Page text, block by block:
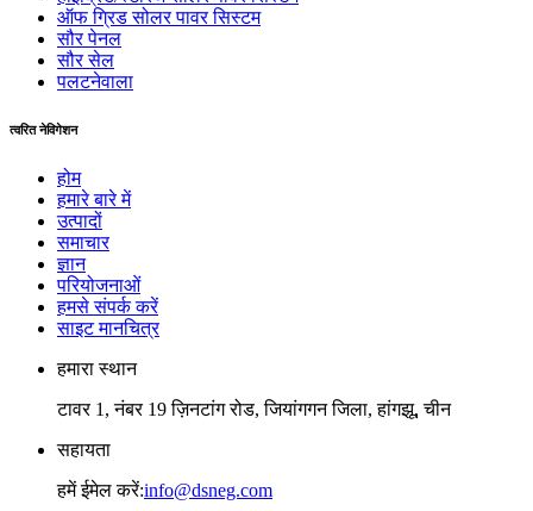
ऑफ ग्रिड सोलर पावर सिस्टम
सौर पेनल
सौर सेल
पलटनेवाला
त्वरित नेविगेशन
होम
हमारे बारे में
उत्पादों
समाचार
ज्ञान
परियोजनाओं
हमसे संपर्क करें
साइट मानचित्र
हमारा स्थान
टावर 1, नंबर 19 ज़िनटांग रोड, जियांगगन जिला, हांगझू, चीन
सहायता
हमें ईमेल करें:info@dsneg.com